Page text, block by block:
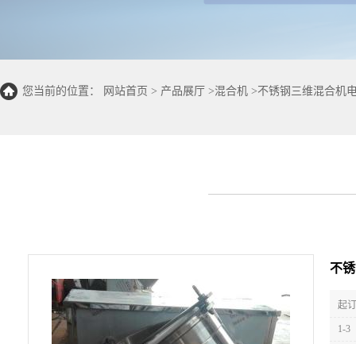
您当前的位置： 网站首页 > 产品展厅 >混合机 >不锈钢三维混合机
不
起
1-3